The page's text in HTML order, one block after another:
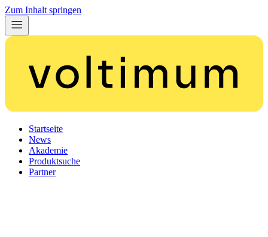
Zum Inhalt springen
Startseite
News
Akademie
Produktsuche
Partner